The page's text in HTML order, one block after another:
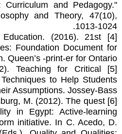
Curriculum and Pedagogy."
and Theory, 47(10),
1013-1024.
Education. (2016). 21st
Foundation Document for
Queen’s -print-er for Ontario.
Teaching for Critical
to Help Students
Assumptions. Jossey-Bass.
M. (2012). The quest
in Egypt: Active-learning
initiative. In C. Acedo, D.